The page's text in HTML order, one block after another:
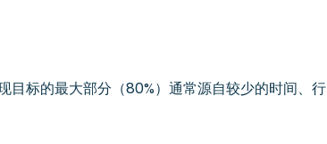
目标的最大部分（80%）通常源自较少的时间、行